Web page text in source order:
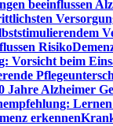
beeinflussen
Risiko
Vorsicht beim
Jahre Alzheimer
erkennen